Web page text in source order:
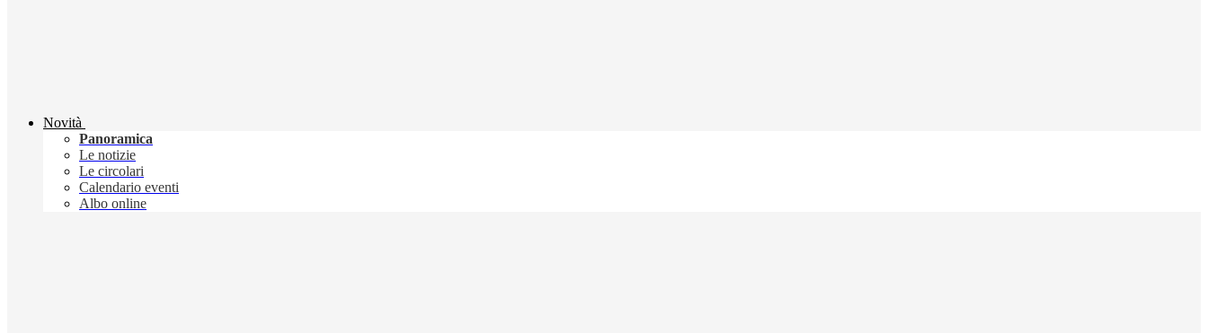
Novità
Panoramica
Le notizie
Le circolari
Calendario eventi
Albo online